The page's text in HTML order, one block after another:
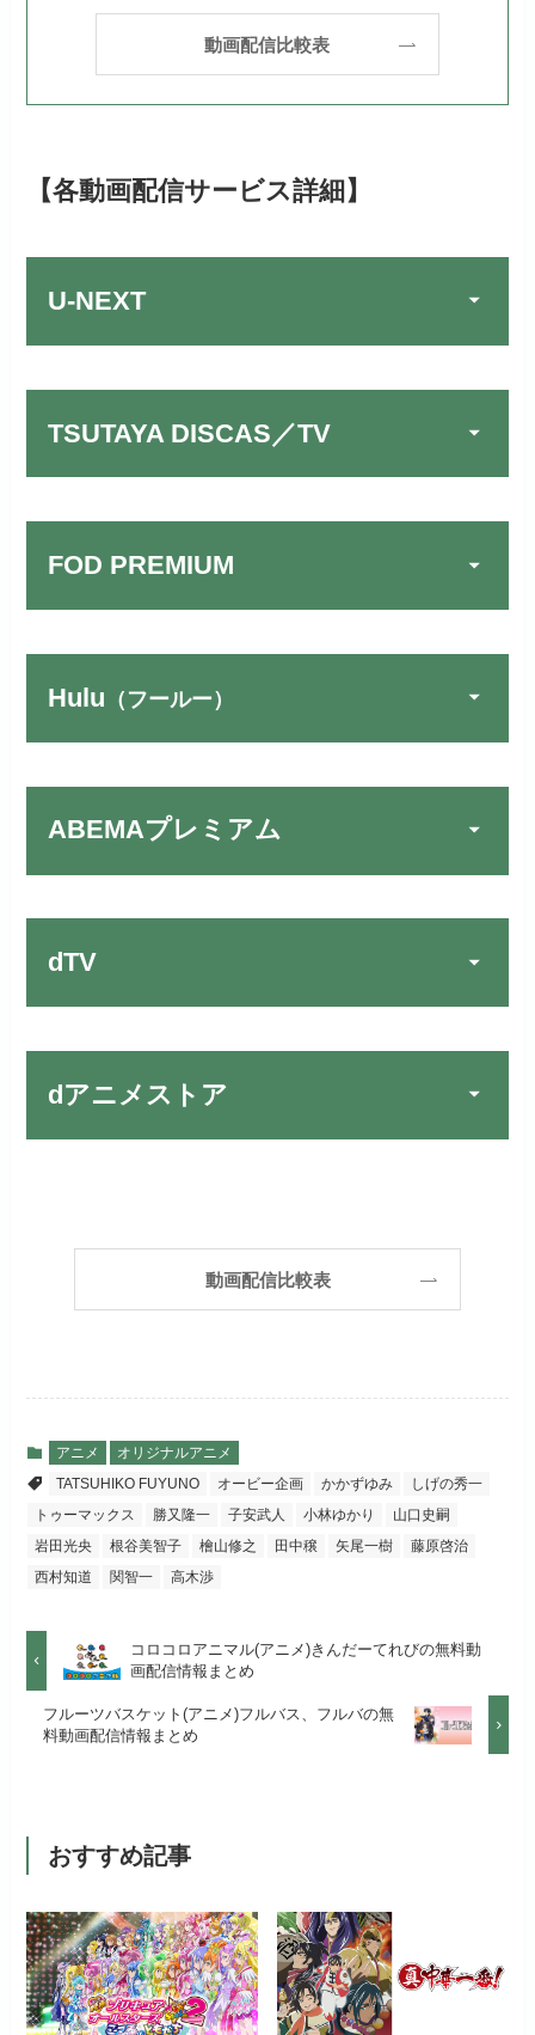
動画配信比較表
【各動画配信サービス詳細】
U-NEXT
リンク先：https://video.unext.jp/
す！
お試し無料期間
月額料金（税込） 2,189円
見放題作品数
190,000作品以上
TSUTAYA DISCAS／TV
公式
リンク先：
宅配レンタルとVODの2パターンが
初回ポイント付与 1,100ポイント
（TV）
宅配レンタル数
FOD PREMIUM
FOD PREMIUMでお試
しする
リンク先 :https://fod.fujitv.co.jp/s/premium/
お試し無料期間 2週間
月額料金（税込）
初回ポイント付与 100ポイント
Hulu （フールー）
リンク先 :https://www.hulu.jp/
日本テレビ系ドラマや映画・海外
お試し無料期間 2週間
月額料金（税込）
初回ポイント付与 なし
見放題作品数 70,000作品以上
ABEMAプレミアム
試しする
ABEMA独占配信作品がおもしろ
い！
月額料金（税込） 960円
初回ポイント付与 なし
dTV
リンク先 :https://pc.video.dmkt-sp.jp/
月額料金（税込）
初回ポイント付与
dアニメストア
dアニメストアでお試し
する
句なし！
月額料金（税込） 440円
初回ポイント付与 なし
動画配信比較表
アニメ
オリジナルアニメ
TATSUHIKO FUYUNO
オービー企画 かかずゆみ
しげの秀一
トゥーマックス
勝又隆一 子安武人 小林ゆかり
山口史嗣
岩田光央
根谷美智子 檜山修之 田中穣 矢尾一樹
藤原啓治
西村知道
関智一 高木渉
コロコロアニマル(アニメ)きんだーてれびの無料動
画配信情報まとめ
フルーツバスケット(アニメ)フルバス、フルバの無
料動画配信情報まとめ
おすすめ記事